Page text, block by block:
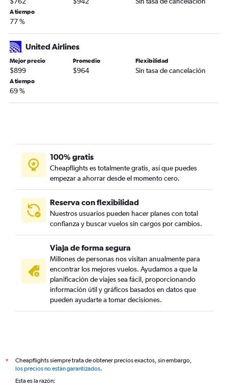
A tiempo
77 %
United Airlines
Mejor precio
$899
Promedio
$964
Flexibilidad
Sin tasa de cancelación
A tiempo
69 %
100% gratis
Cheapflights es totalmente gratis, así que puedes
empezar a ahorrar desde el momento cero.
Reserva con flexibilidad
Nuestros usuarios pueden hacer planes con total
confianza y buscar vuelos sin cargos por cambios.
Viaja de forma segura
Millones de personas nos visitan anualmente para
encontrar los mejores vuelos. Ayudamos a que la
planificación de viajes sea fácil, proporcionando
información útil y gráficos basados en datos que
pueden ayudarte a tomar decisiones.
*
Cheapflights siempre trata de obtener precios exactos, sin embargo,
los precios no están garantizados.
Esta es la razón: